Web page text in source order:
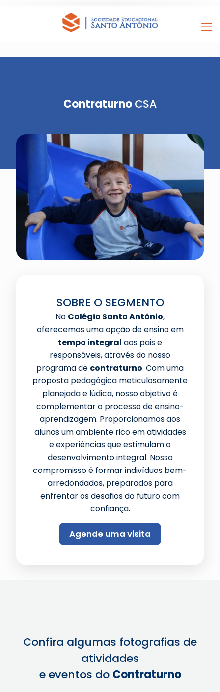
ContraturnoCSA
SOBRE O SEGMENTO
No Colégio Santo Antônio,
oferecemos uma opção de ensino em
tempo integral aos pais e
responsáveis, através do nosso
programa de contraturno. Com uma
proposta pedagógica meticulosamente
planejada e lúdica, nosso objetivo é
complementar o processo de ensino-
aprendizagem. Proporcionamos aos
alunos um ambiente rico em atividades
e experiências que estimulam o
desenvolvimento integral. Nosso
compromisso é formar indivíduos bem-
arredondados, preparados para
enfrentar os desafios do futuro com
confiança.
Agende uma visita
Confira algumas fotografias de
atividades
e eventos do Contraturno